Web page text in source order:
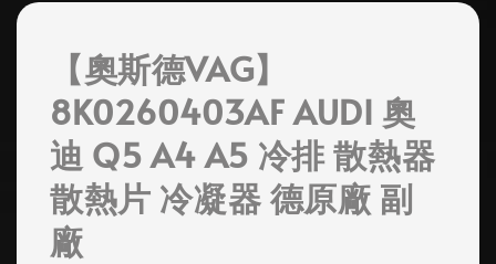
【奧斯德VAG】
8K0260403AF AUDI 奧
迪 Q5 A4 A5 冷排 散熱器
散熱片 冷凝器 德原廠 副
廠